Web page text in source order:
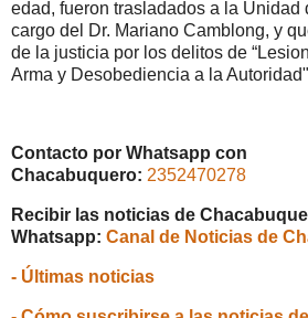
edad, fueron trasladados a la Unidad
cargo del Dr. Mariano Camblong, y
de la justicia por los delitos de
Arma y Desobediencia a la
Contacto por Whatsapp con
Chacabuquero: 2352470278
Recibir las noticias de
Whatsapp: Canal de Noticias de
- Últimas noticias